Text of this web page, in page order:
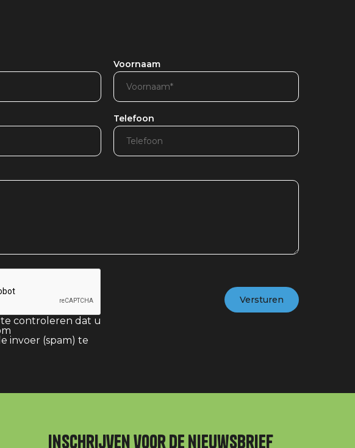
Voornaam
Telefoon
te controleren dat u
invoer (spam) te
Inschrijven voor de nieuwsbrief